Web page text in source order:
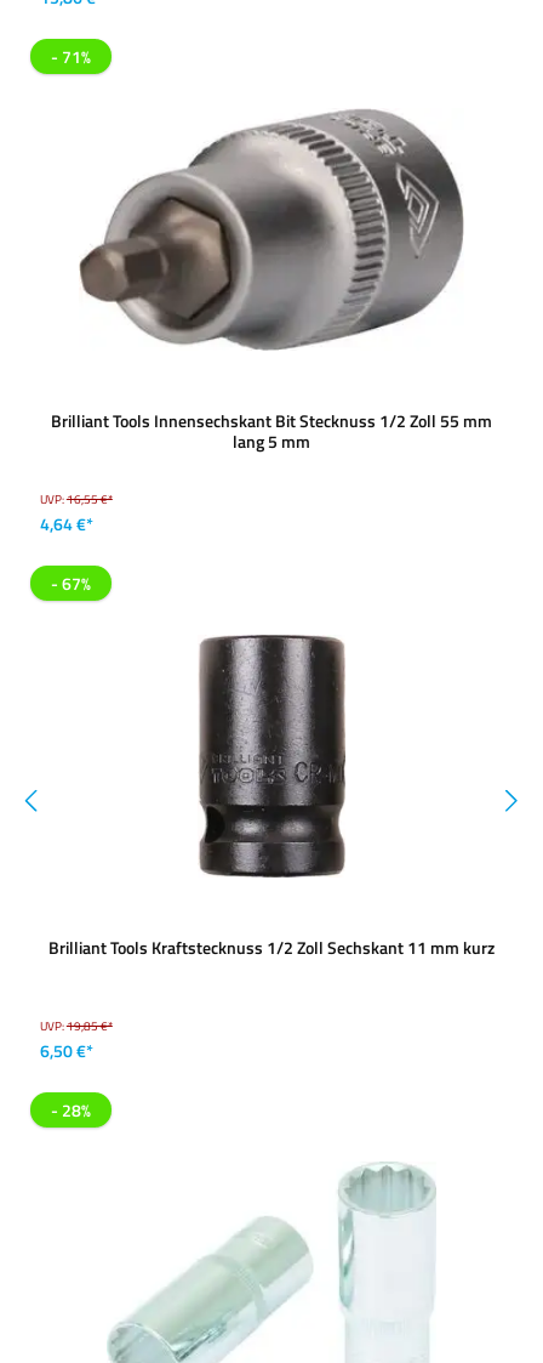
- 71%
Brilliant Tools Innensechskant Bit Stecknuss 1/2 Zoll 55 mm
lang 5 mm
UVP:16,55 €*
4,64 €*
- 67%
Brilliant Tools Kraftstecknuss 1/2 Zoll Sechskant 11 mm kurz
UVP:19,85 €*
6,50 €*
- 28%